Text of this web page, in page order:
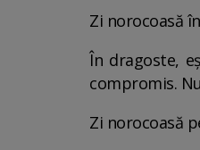
Zi norocoasă
În dragoste,
compromis.
Zi norocoasă